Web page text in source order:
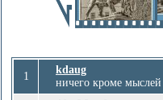
1
kdaug
ничего кроме мыслей